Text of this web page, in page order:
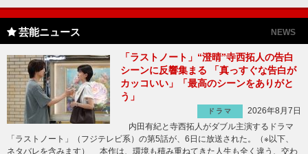
芸能ニュース NEWS
「ラストノート」“澄晴”寺西拓人の告白
シーンに反響集まる 「真っすぐな告白が
カッコいい」「最高のシーンをありがと
う」
ドラマ
2026年8月7日
内田有紀と寺西拓人がダブル主演するドラマ
「ラストノート」（フジテレビ系）の第5話が、6日に放送された。（※以下、
ネタバレを含みます） 本作は、環境も積み重ねてきた人生も全く違う、交わ